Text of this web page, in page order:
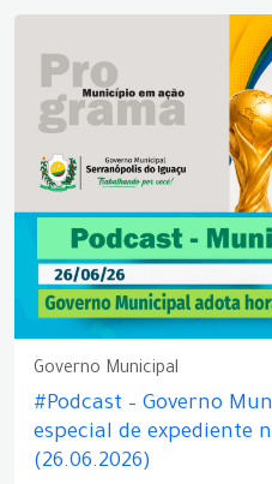
Governo Municipal
#Podcast – Governo
especial de expediente
(26.06.2026)